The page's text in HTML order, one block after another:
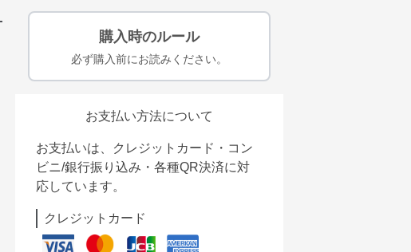
購入時のルール
必ず購入前にお読みください。
お支払い方法について
お支払いは、クレジットカード・コン
ビニ/銀行振り込み・各種QR決済に対
応しています。
クレジットカード